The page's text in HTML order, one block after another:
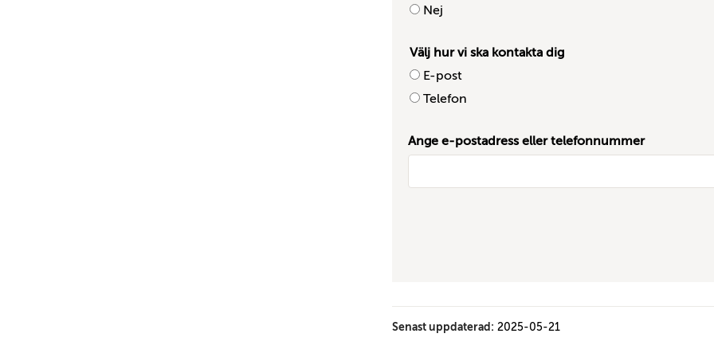
Nej
Välj hur vi ska kontakta dig
E-post
Telefon
Ange e-postadress eller telefonnummer
Senast uppdaterad: 2025-05-21